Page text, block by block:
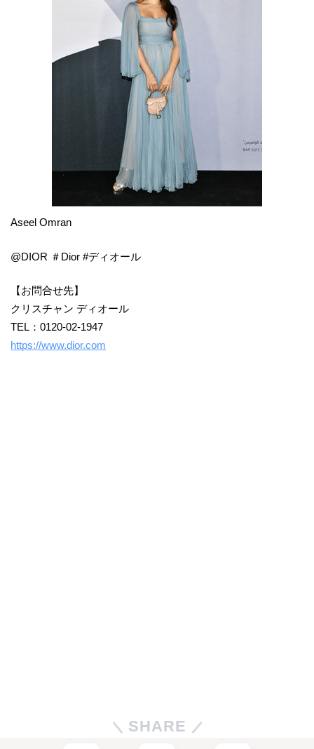
Aseel Omran
@DIOR ＃Dior #ディオール
【お問合せ先】
クリスチャン ディオール
TEL：0120-02-1947
https://www.dior.com
SHARE